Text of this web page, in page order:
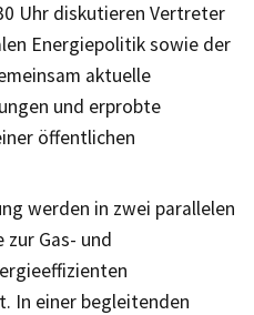
Uhr diskutieren Vertreter
Energiepolitik sowie der
aktuelle
und erprobte
öffentlichen
werden in zwei parallelen
Gas- und
In einer begleitenden